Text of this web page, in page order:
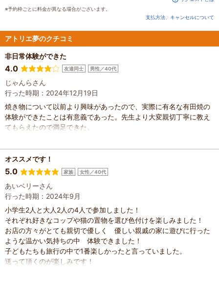
予約へ進む
※予約枠ごとに料金が異なる場合がございます。
支払方法、キャンセルについて
アトリエ夢のクチコミ
非日常体験ができた
4.0 友達同士 男性／40代
じゃんらさん
行った時期：2024年12月19日
焼き物について以前より興味があったので、実際に有名な有田焼の
体験ができたことは有意義であった。先生より大変親切丁寧に教え
てもらえたので満足できた。
オススメです！
5.0 家族 女性／40代
あいベリーさん
行った時期：2024年9月
小学生2人と大人2人の4人で参加しました！
それぞれ好きなコップや猫の置物を選び色付けを楽しみました！
お店の方々がとても親切で優しく 優しい親戚の家に遊びに行った
ような温かい気持ちの中 体験できました！
子どもたちも旅行の中で1番楽しかったと言っていました。
送って頂くのが楽しみです！